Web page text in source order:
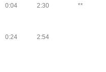
0:04 2:30 **
0:24 2:54